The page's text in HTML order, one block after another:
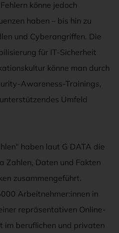
könne jedoch
haben – bis hin zu
und Cyberangriffen. Die
für IT-Sicherheit
könne man durch
Awareness-Trainings,
Umfeld
haben laut G DATA die
Zahlen, Daten und Fakten
zusammengeführt.
Arbeitnehmer:innen in
repräsentativen Online-
im beruflichen und privaten